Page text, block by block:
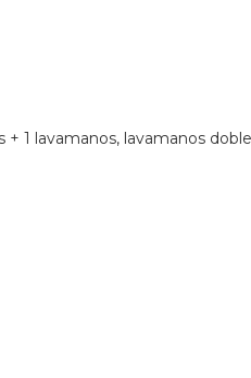
1 lavamanos, lavamanos